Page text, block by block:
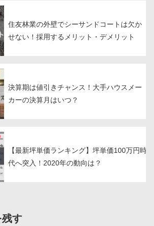
住友林業の外壁でシーサンドコートは欠か
せない！採用するメリット・デメリット
決算期は値引きチャンス！大手ハウスメー
カーの決算月はいつ？
【最新坪単価ランキング】坪単価100万円時
代へ突入！2020年の動向は？
残す